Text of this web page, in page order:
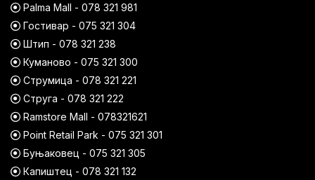
Palma Mall - 078 321 981
Гостивар - 075 321 304
Штип - 078 321 238
Куманово - 075 321 300
Струмица - 078 321 221
Струга - 078 321 222
Ramstore Mall - 078321621
Point Retail Park - 075 321 301
Буњаковец - 075 321 305
Капиштец - 078 321 132